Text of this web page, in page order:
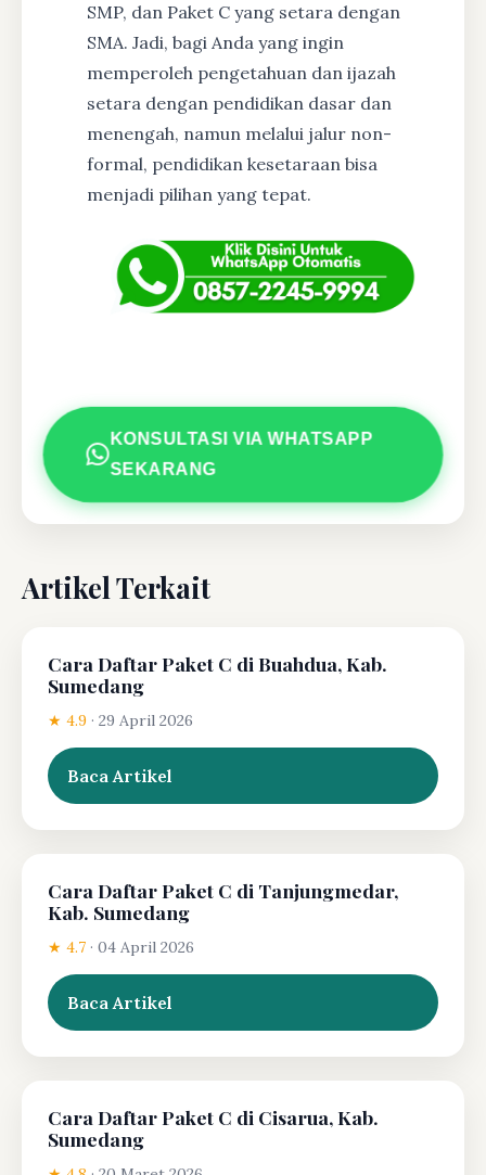
SMP, dan Paket C yang setara dengan
SMA. Jadi, bagi Anda yang ingin
memperoleh pengetahuan dan ijazah
setara dengan pendidikan dasar dan
menengah, namun melalui jalur non-
formal, pendidikan kesetaraan bisa
menjadi pilihan yang tepat.
KONSULTASI VIA WHATSAPP
SEKARANG
Artikel Terkait
Cara Daftar Paket C di Buahdua, Kab.
Sumedang
★ 4.9 · 29 April 2026
Baca Artikel
Cara Daftar Paket C di Tanjungmedar,
Kab. Sumedang
★ 4.7 · 04 April 2026
Baca Artikel
Cara Daftar Paket C di Cisarua, Kab.
Sumedang